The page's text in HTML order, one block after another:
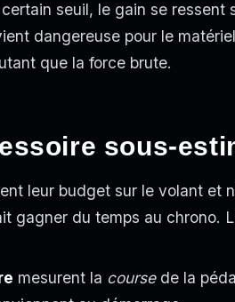
seuil, le gain se ressent
dangereuse pour le
que la force brute.
sous-
leur budget sur le volant et
gagner du temps au chrono.
mesurent la coursede la